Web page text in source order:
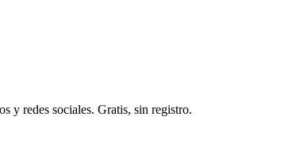
y redes sociales. Gratis, sin registro.